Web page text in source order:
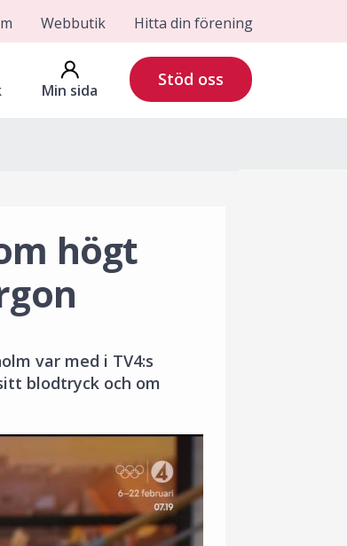
Webbutik Hitta din förening
Min sida
Stöd oss
högt
var med i TV4:s
blodtryck och om